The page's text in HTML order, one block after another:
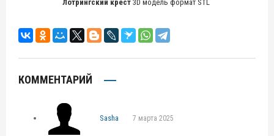
Лотрингский крест 3D модель формат STL
КОММЕНТАРИЙ
Sasha 7 марта 2025